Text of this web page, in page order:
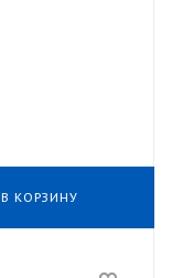
В КОРЗИНУ